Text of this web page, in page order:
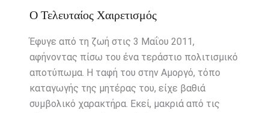
Ο Τελευταίος Χαιρετισμός
Έφυγε από τη ζωή στις 3 Μαΐου 2011,
αφήνοντας πίσω του ένα τεράστιο πολιτισμικό
αποτύπωμα. Η ταφή του στην Αμοργό, τόπο
καταγωγής της μητέρας του, είχε βαθιά
συμβολικό χαρακτήρα. Εκεί, μακριά από τις